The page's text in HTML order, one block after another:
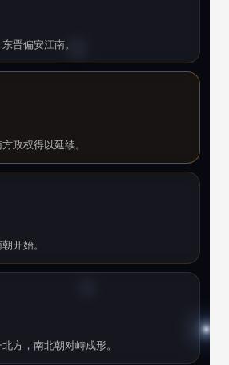
晋偏安江南。
政权得以延续。
开始。
方，南北朝对峙成形。